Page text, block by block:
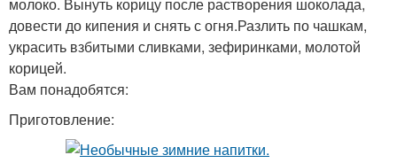
молоко. Вынуть корицу после растворения шоколада,
довести до кипения и снять с огня.Разлить по чашкам,
украсить взбитыми сливками, зефиринками, молотой
корицей.
Вам понадобятся:
Приготовление: